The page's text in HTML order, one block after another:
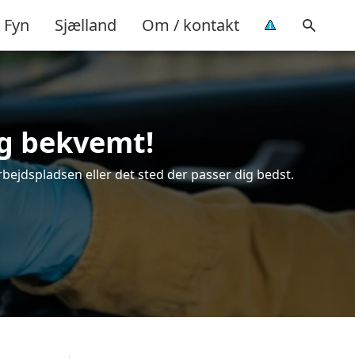
Fyn Sjælland Om / kontakt
bekvemt!
eller det sted der passer dig bedst.